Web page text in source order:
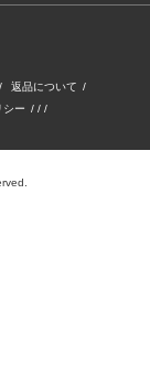
/ 返品について /
シー / / /